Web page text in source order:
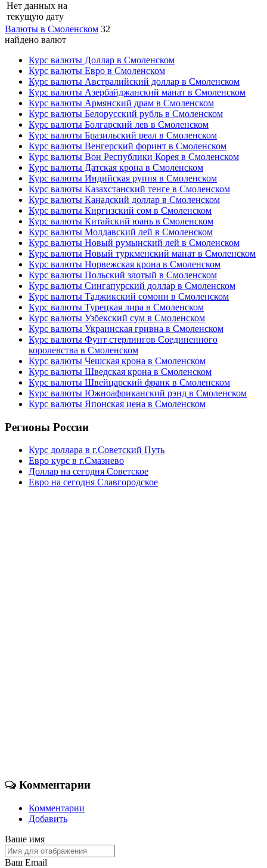
Нет данных на
текущую дату
Валюты в Смоленском 32
найдено валют
Курс валюты Доллар в Смоленском
Курс валюты Евро в Смоленском
Курс валюты Австралийский доллар в Смоленском
Курс валюты Азербайджанский манат в Смоленском
Курс валюты Армянский драм в Смоленском
Курс валюты Белорусский рубль в Смоленском
Курс валюты Болгарский лев в Смоленском
Курс валюты Бразильский реал в Смоленском
Курс валюты Венгерский форинт в Смоленском
Курс валюты Вон Республики Корея в Смоленском
Курс валюты Датская крона в Смоленском
Курс валюты Индийская рупия в Смоленском
Курс валюты Казахстанский тенге в Смоленском
Курс валюты Канадский доллар в Смоленском
Курс валюты Киргизский сом в Смоленском
Курс валюты Китайский юань в Смоленском
Курс валюты Молдавский лей в Смоленском
Курс валюты Новый румынский лей в Смоленском
Курс валюты Новый туркменский манат в Смоленском
Курс валюты Норвежская крона в Смоленском
Курс валюты Польский злотый в Смоленском
Курс валюты Сингапурский доллар в Смоленском
Курс валюты Таджикский сомони в Смоленском
Курс валюты Турецкая лира в Смоленском
Курс валюты Узбекский сум в Смоленском
Курс валюты Украинская гривна в Смоленском
Курс валюты Фунт стерлингов Соединенного
королевства в Смоленском
Курс валюты Чешская крона в Смоленском
Курс валюты Шведская крона в Смоленском
Курс валюты Швейцарский франк в Смоленском
Курс валюты Южноафриканский рэнд в Смоленском
Курс валюты Японская иена в Смоленском
Регионы России
Курс доллара в г.Советский Путь
Евро курс в г.Смазнево
Доллар на сегодня Советское
Евро на сегодня Славгородское
Комментарии
Комментарии
Добавить
Ваше имя
Ваш Email